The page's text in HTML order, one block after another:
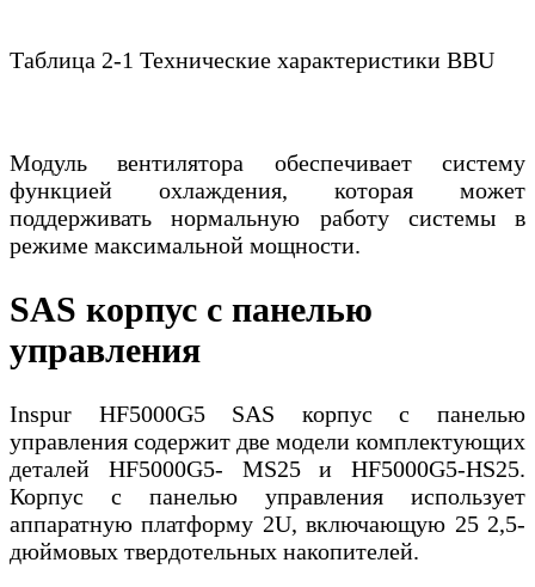
Таблица 2-1 Технические характеристики BBU
Модуль вентилятора обеспечивает систему
функцией охлаждения, которая может
поддерживать нормальную работу системы в
режиме максимальной мощности.
SAS корпус с панелью
управления
Inspur HF5000G5 SAS корпус с панелью
управления содержит две модели комплектующих
деталей HF5000G5- MS25 и HF5000G5-HS25.
Корпус с панелью управления использует
аппаратную платформу 2U, включающую 25 2,5-
дюймовых твердотельных накопителей.